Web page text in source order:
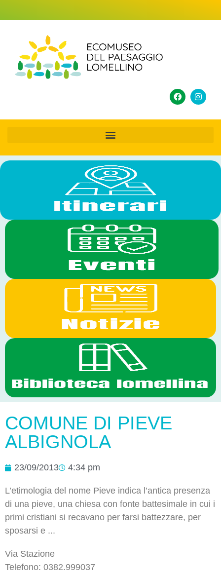
COMUNE DI PIEVE
ALBIGNOLA
23/09/2013 4:34 pm
L’etimologia del nome Pieve indica l’antica presenza
di una pieve, una chiesa con fonte battesimale in cui i
primi cristiani si recavano per farsi battezzare, per
sposarsi e ...
Via Stazione
Telefono: 0382.999037